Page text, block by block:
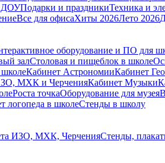
ДОУПодарки и праздникиТехника и
Все для офисаХиты 2026Лето 2026
оборудование и ПО для
залСтоловая и пищеблок в школе
школеКабинет АстрономииКабинет
МХК и ЧерченияКабинет Музыки
Роста точкаОборудование для музея
логопеда в школеСтенды в школу
ИЗО, МХК, ЧерченияСтенды,